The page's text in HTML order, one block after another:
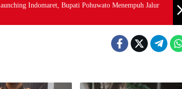
Indomaret, Bupati Pohuwato Menempuh Jalur